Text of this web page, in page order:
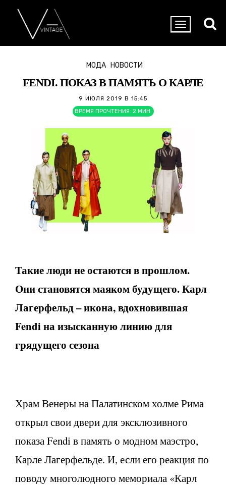
МОДА НОВОСТИ
FENDI. ПОКАЗ В ПАМЯТЬ О КАРЛЕ
9 ИЮЛЯ 2019 В 15:45
ВРЕМЯ ПРОЧТЕНИЯ: 2 МИН.
Такие люди не остаются в прошлом.
Они становятся маяком будущего. Карл
Лагерфельд – икона, вдохновившая
Fendiна изысканную линию для
грядущего сезона
Храм Венеры на Палатинском холме Рима
открыл свои двери для эксклюзивного
показа Fendi в память о модном маэстро,
Карле Лагерфельде. И, если его реакция по
поводу многолюдного мемориала «Карл